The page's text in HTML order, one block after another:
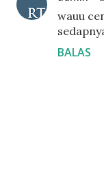
wauu
BALAS